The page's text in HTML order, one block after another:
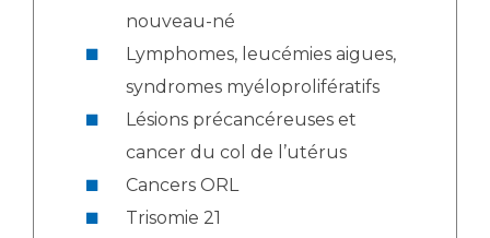
nouveau-né
Lymphomes, leucémies aigues,
syndromes myéloprolifératifs
Lésions précancéreuses et
cancer du col de l’utérus
Cancers ORL
Trisomie 21